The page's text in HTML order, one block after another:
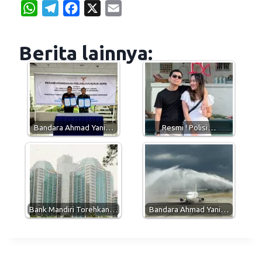
W
t
s
A
p
p
e
g
r
a
m
e
b
o
o
k
i
Berita lainnya:
Bandara Ahmad Yani… Resmi ! Polisi…
Bank Mandiri Torehkan… Bandara Ahmad Yani…